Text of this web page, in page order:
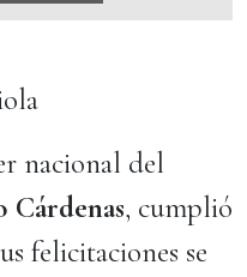
nacional del
, cumplió
felicitaciones se